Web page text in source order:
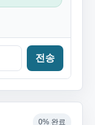
전송
0% 완료